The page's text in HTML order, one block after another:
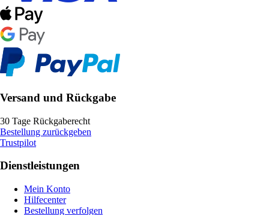
Versand und Rückgabe
30 Tage Rückgaberecht
Bestellung zurückgeben
Trustpilot
Dienstleistungen
Mein Konto
Hilfecenter
Bestellung verfolgen